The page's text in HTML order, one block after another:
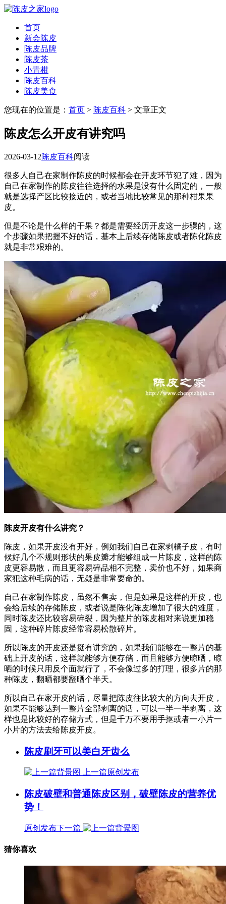
首页
新会陈皮
陈皮品牌
陈皮茶
小青柑
陈皮百科
陈皮美食
您现在的位置是： 首页 > 陈皮百科 > 文章正文
陈皮怎么开皮有讲究吗
2026-03-12陈皮百科阅读
很多人自己在家制作陈皮的时候都会在开皮环节犯了难，因为
自己在家制作的陈皮往往选择的水果是没有什么固定的，一般
就是选择产区比较接近的，或者当地比较常见的那种柑果果
皮。
但是不论是什么样的干果？都是需要经历开皮这一步骤的，这
个步骤如果把握不好的话，基本上后续存储陈皮或者陈化陈皮
就是非常艰难的。
陈皮开皮有什么讲究？
陈皮，如果开皮没有开好，例如我们自己在家剥橘子皮，有时
候好几个不规则形状的果皮瓣才能够组成一片陈皮，这样的陈
皮更容易散，而且更容易碎品相不完整，卖价也不好，如果商
家犯这种毛病的话，无疑是非常要命的。
自己在家制作陈皮，虽然不售卖，但是如果是这样的开皮，也
会给后续的存储陈皮，或者说是陈化陈皮增加了很大的难度，
同时陈皮还比较容易碎裂，因为整片的陈皮相对来说更加稳
固，这种碎片陈皮经常容易松散碎片。
所以陈皮的开皮还是挺有讲究的，如果我们能够在一整片的基
础上开皮的话，这样就能够方便存储，而且能够方便晾晒，晾
晒的时候只用反个面就行了，不会像过多的打理，很多片的那
种陈皮，翻晒都要翻晒个半天。
所以自己在家开皮的话，尽量把陈皮往比较大的方向去开皮，
如果不能够达到一整片全部剥离的话，可以一半一半剥离，这
样也是比较好的存储方式，但是千万不要用手抠或者一小片一
小片的方法去给陈皮开皮。
陈皮刷牙可以美白牙齿么
上一篇原创发布
陈皮破壁和普通陈皮区别，破壁陈皮的营养优
势！
原创发布下一篇
猜你喜欢